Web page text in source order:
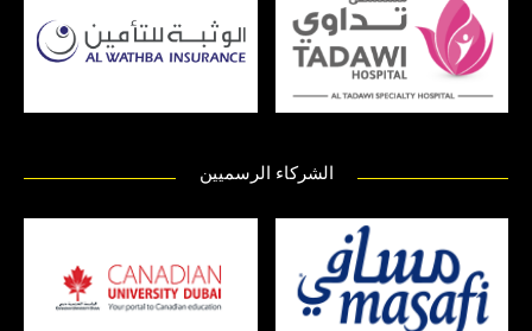
الشركاء الرسميين